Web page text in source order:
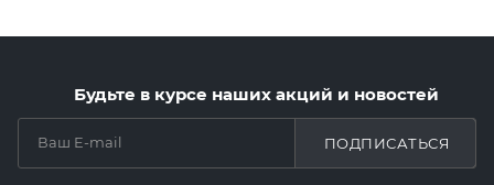
Будьте в курсе наших акций и новостей
ПОДПИСАТЬСЯ